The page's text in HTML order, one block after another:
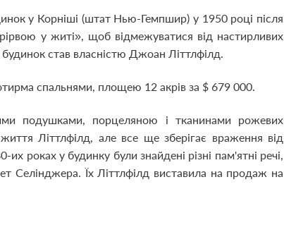
у Корніші (штат Нью-Гемпшир) у 1950 році після
у житі», щоб відмежуватися від настирливих
будинок став власністю Джоан Літтлфілд.
спальнями, площею 12 акрів за $ 679 000.
подушками, порцеляною і тканинами рожевих
життя Літтлфілд, але все ще зберігає враження від
роках у будинку були знайдені різні пам'ятні речі,
Селінджера. Їх Літтлфілд виставила на продаж на